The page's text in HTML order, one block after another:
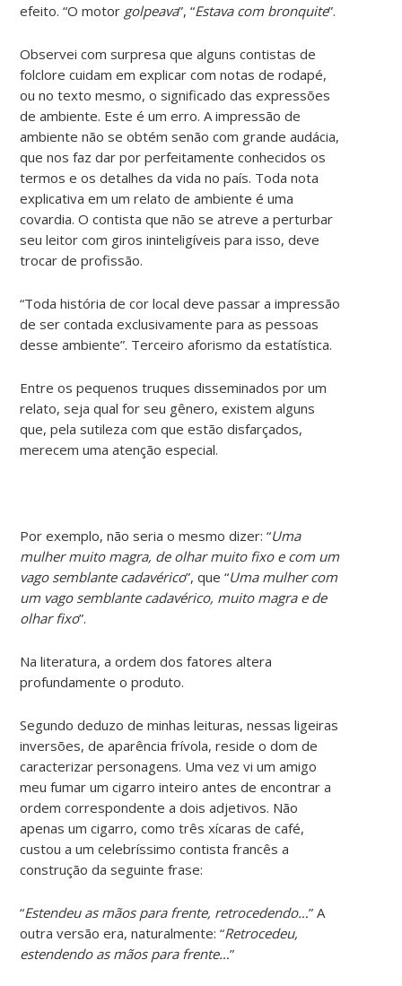
efeito. “O motor golpeava”, “Estava com bronquite”.
Observei com surpresa que alguns contistas de
folclore cuidam em explicar com notas de rodapé,
ou no texto mesmo, o significado das expressões
de ambiente. Este é um erro. A impressão de
ambiente não se obtém senão com grande audácia,
que nos faz dar por perfeitamente conhecidos os
termos e os detalhes da vida no país. Toda nota
explicativa em um relato de ambiente é uma
covardia. O contista que não se atreve a perturbar
seu leitor com giros ininteligíveis para isso, deve
trocar de profissão.
“Toda história de cor local deve passar a impressão
de ser contada exclusivamente para as pessoas
desse ambiente”. Terceiro aforismo da estatística.
Entre os pequenos truques disseminados por um
relato, seja qual for seu gênero, existem alguns
que, pela sutileza com que estão disfarçados,
merecem uma atenção especial.
Por exemplo, não seria o mesmo dizer: “Uma
mulher muito magra, de olhar muito fixo e com um
vago semblante cadavérico”, que “Uma mulher com
um vago semblante cadavérico, muito magra e de
olhar fixo”.
Na literatura, a ordem dos fatores altera
profundamente o produto.
Segundo deduzo de minhas leituras, nessas ligeiras
inversões, de aparência frívola, reside o dom de
caracterizar personagens. Uma vez vi um amigo
meu fumar um cigarro inteiro antes de encontrar a
ordem correspondente a dois adjetivos. Não
apenas um cigarro, como três xícaras de café,
custou a um celebríssimo contista francês a
construção da seguinte frase:
“Estendeu as mãos para frente, retrocedendo…” A
outra versão era, naturalmente: “Retrocedeu,
estendendo as mãos para frente…”